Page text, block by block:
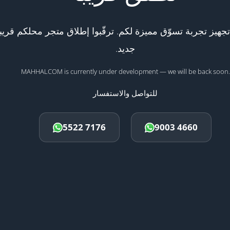
تجربة تسوّق مميزة لكم. ترقّبوا إطلاق متجر محلكم
جديد.
MAHHALCOM is currently under development — we will be back soon.
للتواصل والاستفسار
5522 7176 9003 4660